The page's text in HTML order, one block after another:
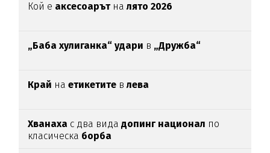
Кой е аксесоарътналято 2026
„Баба хулиганка“ удари в „Дружба“
Край наетикетите влева
Хванаха с два видадопинг национал по
класическа борба